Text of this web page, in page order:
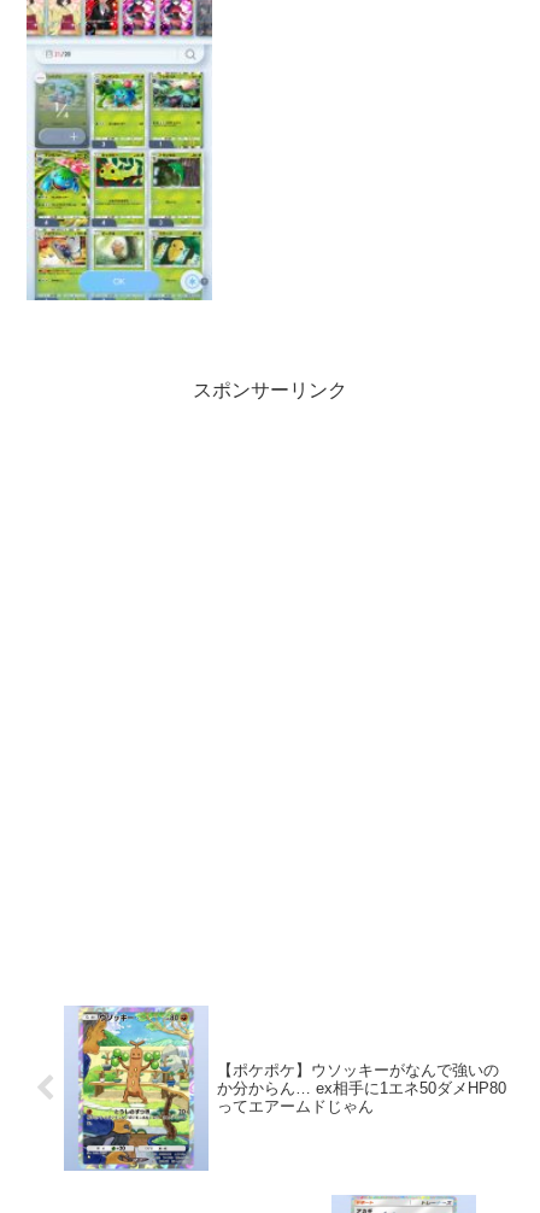
スポンサーリンク
【ポケポケ】ウソッキーがなんで強いの
か分からん… ex相手に1エネ50ダメHP80
ってエアームドじゃん